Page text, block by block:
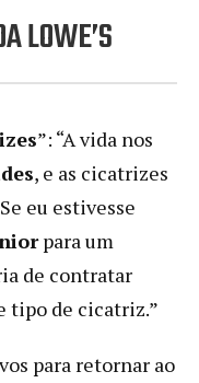
LOWE’S
”: “A vida nos
, e as cicatrizes
eu estivesse
para um
de contratar
tipo de cicatriz.”
para retornar ao